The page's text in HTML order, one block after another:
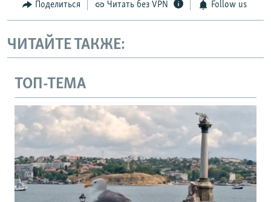
Поделиться Читать без VPN Follow us
ЧИТАЙТЕ ТАКЖЕ:
ТОП-ТЕМА